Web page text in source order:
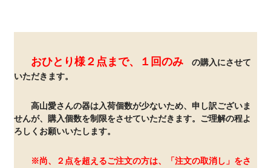
おひとり様２点まで、１回のみの購入にさせて
いただきます。
高山愛さんの器は入荷個数が少ないため、申し訳ございま
せんが、購入個数を制限をさせていただきます。ご理解の程よ
ろしくお願いいたします。
※尚、２点を超えるご注文の方は、「注文の取消し」をさ